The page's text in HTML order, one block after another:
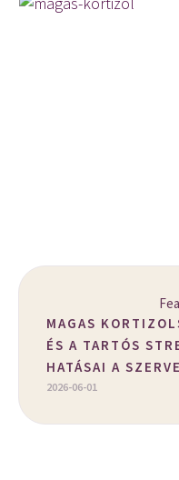
MAGAS
ÉS A TARTÓS
HATÁSAI A
2026-06-01